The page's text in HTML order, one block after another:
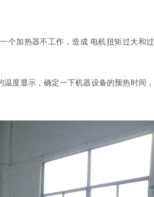
个加热器不工作，造成 电机扭矩过大和过
度显示，确定一下机器设备的预热时间，